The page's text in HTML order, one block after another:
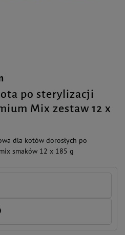
po sterylizacji
Mix zestaw 12 x
dla kotów dorosłych po
smaków 12 x 185 g